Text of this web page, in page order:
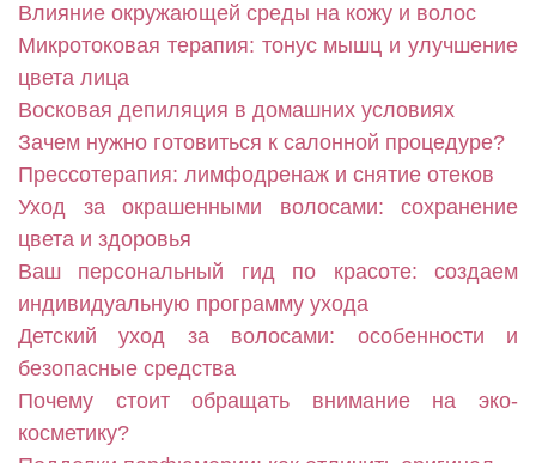
Влияние окружающей среды на кожу и волос
Микротоковая терапия: тонус мышц и улучшение
цвета лица
Восковая депиляция в домашних условиях
Зачем нужно готовиться к салонной процедуре?
Прессотерапия: лимфодренаж и снятие отеков
Уход за окрашенными волосами: сохранение
цвета и здоровья
Ваш персональный гид по красоте: создаем
индивидуальную программу ухода
Детский уход за волосами: особенности и
безопасные средства
Почему стоит обращать внимание на эко-
косметику?